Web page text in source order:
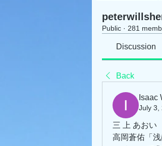
Public · 281
Discussion
Back
Isaac
July 3,
三 上 あおい
高岡蒼佑「